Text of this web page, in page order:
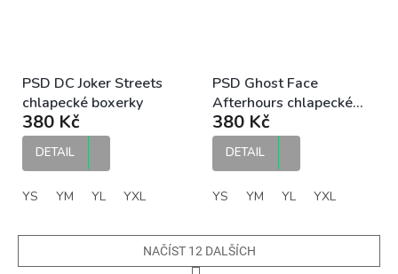
PSD DC Joker Streets
chlapecké boxerky
380 Kč
DETAIL
YS YM YL YXL
PSD Ghost Face
Afterhours chlapecké
boxerky
380 Kč
DETAIL
YS YM YL YXL
NAČÍST 12 DALŠÍCH